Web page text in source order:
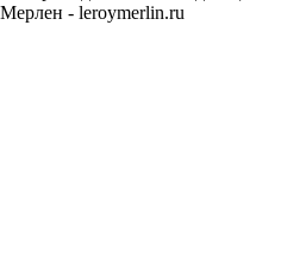
- leroymerlin.ru